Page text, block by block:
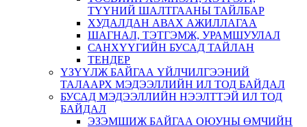
ТҮҮНИЙ ШАЛТГААНЫ ТАЙЛБАР
ХУДАЛДАН АВАХ АЖИЛЛАГАА
ШАГНАЛ, ТЭТГЭМЖ, УРАМШУУЛАЛ
САНХҮҮГИЙН БУСАД ТАЙЛАН
ТЕНДЕР
ҮЗҮҮЛЖ БАЙГАА ҮЙЛЧИЛГЭЭНИЙ
ТАЛААРХ МЭДЭЭЛЛИЙН ИЛ ТОД БАЙДАЛ
БУСАД МЭДЭЭЛЛИЙН НЭЭЛТТЭЙ ИЛ ТОД
БАЙДАЛ
ЭЗЭМШИЖ БАЙГАА ОЮУНЫ ӨМЧИЙН